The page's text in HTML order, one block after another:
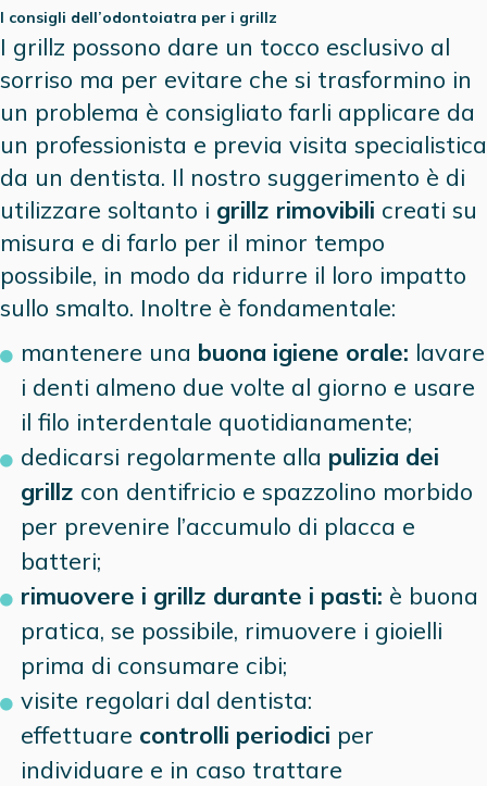
I consigli dell’odontoiatra per i grillz
I grillz possono dare un tocco esclusivo al
sorriso ma per evitare che si trasformino in
un problema è consigliato farli applicare da
un professionista e previa visita specialistica
da un dentista. Il nostro suggerimento è di
utilizzare soltanto i grillz rimovibili creati su
misura e di farlo per il minor tempo
possibile, in modo da ridurre il loro impatto
sullo smalto. Inoltre è fondamentale:
mantenere una buona igiene orale: lavare
i denti almeno due volte al giorno e usare
il filo interdentale quotidianamente;
dedicarsi regolarmente alla pulizia dei
grillz con dentifricio e spazzolino morbido
per prevenire l’accumulo di placca e
batteri;
rimuovere i grillz durante i pasti: è buona
pratica, se possibile, rimuovere i gioielli
prima di consumare cibi;
visite regolari dal dentista:
effettuare controlli periodici per
individuare e in caso trattare